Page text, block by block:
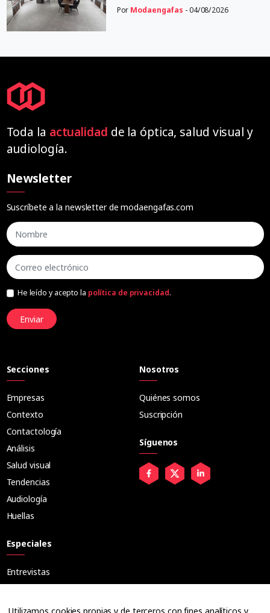
Por Modaengafas - 04/08/2026
Toda la actualidad de la óptica, salud visual y
audiología.
Newsletter
Suscríbete a la newsletter de modaengafas.com
He leído y acepto la política de privacidad.
Enviar
Secciones
Empresas
Contexto
Contactología
Análisis
Salud visual
Tendencias
Audiología
Huellas
Especiales
Entrevistas
Ópticos
Nosotros
Quiénes somos
Suscripción
Síguenos